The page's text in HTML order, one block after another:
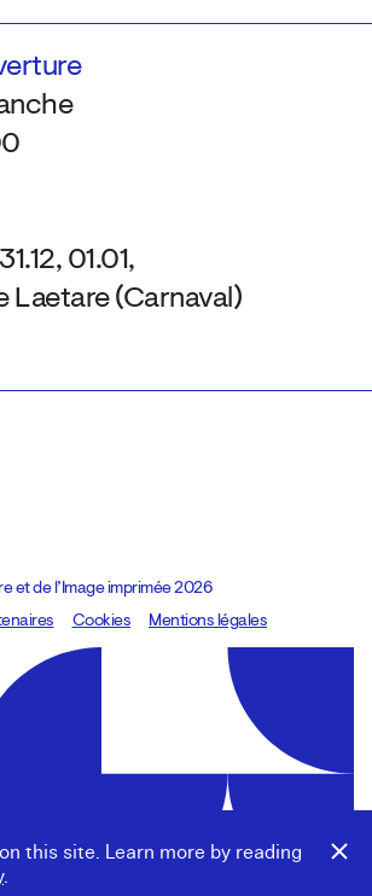
this site. Learn more by reading
.
01.01,
Laetare (Carnaval)
et de l’Image imprimée 2026
, code:8080.studio
Cookies Mentions légales